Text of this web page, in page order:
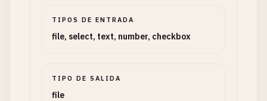
TIPOS DE ENTRADA
file, select, text, number, checkbox
TIPO DE SALIDA
file